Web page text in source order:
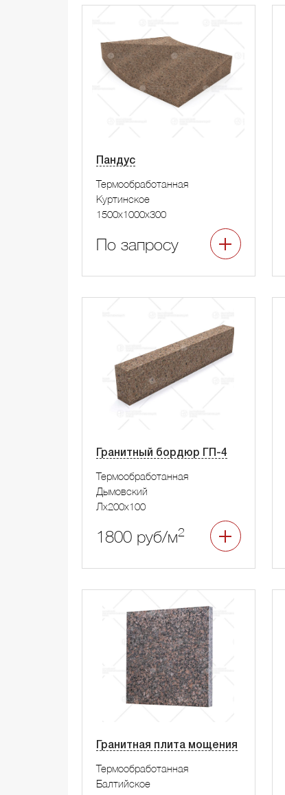
Пандус
Термообработанная
Куртинское
1500x1000x300
По запросу
Гранитный бордюр ГП-4
Термообработанная
Дымовский
Лx200x100
1800 руб/м2
Гранитная плита мощения
Термообработанная
Балтийское